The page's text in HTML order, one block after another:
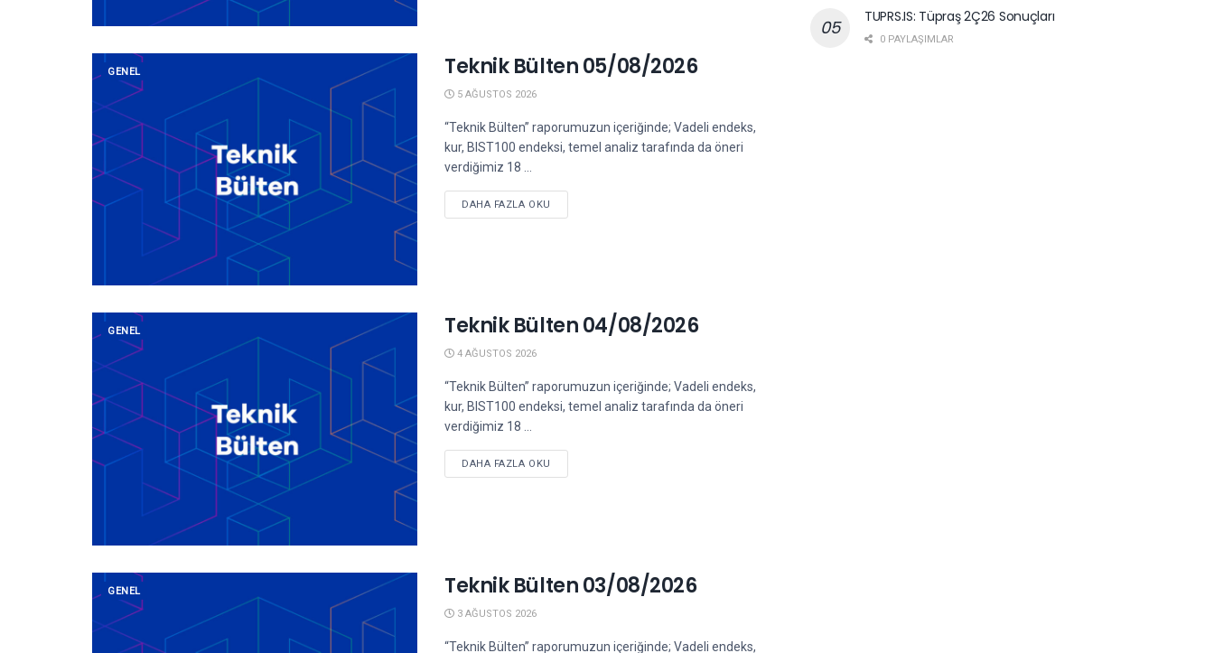
GENEL Teknik Bülten 05/08/2026
5 AĞUSTOS 2026
“Teknik Bülten” raporumuzun içeriğinde; Vadeli endeks,
kur, BIST100 endeksi, temel analiz tarafında da öneri
verdiğimiz 18 ...
DAHA FAZLA OKU
GENEL Teknik Bülten 04/08/2026
4 AĞUSTOS 2026
“Teknik Bülten” raporumuzun içeriğinde; Vadeli endeks,
kur, BIST100 endeksi, temel analiz tarafında da öneri
verdiğimiz 18 ...
DAHA FAZLA OKU
GENEL Teknik Bülten 03/08/2026
3 AĞUSTOS 2026
“Teknik Bülten” raporumuzun içeriğinde; Vadeli endeks,
TUPRS.IS: Tüpraş 2Ç26 Sonuçları
0 PAYLAŞIMLAR